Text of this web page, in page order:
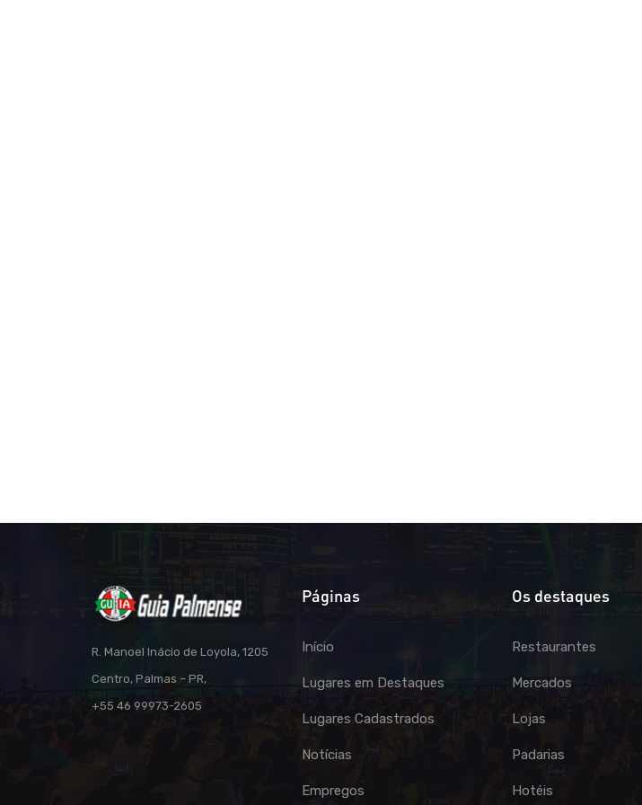
R. Manoel Inácio de Loyola, 1205
Centro, Palmas – PR,
+55 46 99973-2605
Páginas
Início
Lugares em Destaques
Lugares Cadastrados
Notícias
Empregos
Os destaques
Restaurantes
Mercados
Lojas
Padarias
Hotéis